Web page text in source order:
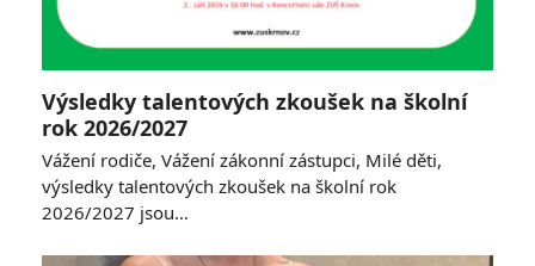
Výsledky talentových zkoušek na školní
rok 2026/2027
Vážení rodiče, Vážení zákonní zástupci, Milé děti,
výsledky talentových zkoušek na školní rok
2026/2027 jsou…